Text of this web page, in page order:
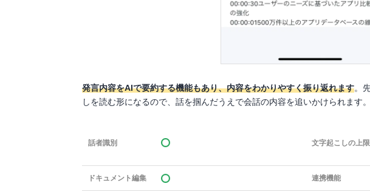
発言内容をAIで要約する機能もあり、内容をわかりやすく振り返れます。
しを読む形になるので、話を掴んだうえで会話の内容を追いかけられます
話者識別 文字起こしの上限
ドキュメント編集 連携機能